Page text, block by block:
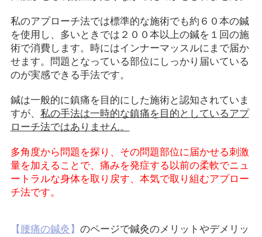
私のアプローチ法では標準的な施術でも約６０本の鍼
を使用し、多いときでは２００本以上の鍼を１回の施
術で消費します。時にはインナーマッスルにまで届か
せます。問題となっている部位にしっかり届いている
のが実感できる手法です。
鍼は一般的に鎮痛を目的にした施術と認知されていま
すが、 私の手法は一時的な鎮痛を目的としているアプ
ローチ法ではありません。
多角度から問題を探り、その問題部位に届かせる刺激
量を加えることで、痛みを発症する以前の柔軟でニュ
ートラルな身体を取り戻す、本気で取り組むアプロー
チ法です。
【 腰痛の鍼灸 】 のページで鍼灸のメリットやデメリッ